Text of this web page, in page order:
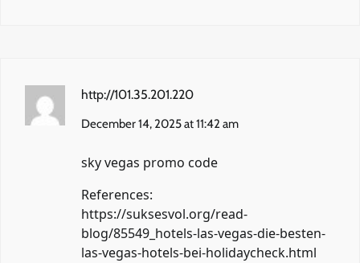
http://101.35.201.220
December 14, 2025 at 11:42 am
sky vegas promo code
References:
https://suksesvol.org/read-
blog/85549_hotels-las-vegas-die-besten-
las-vegas-hotels-bei-holidaycheck.html